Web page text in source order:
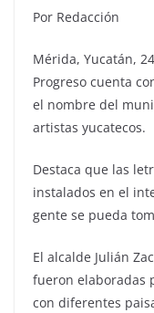
Por Redacción
Mérida, Yucatán,
Progreso cuenta
el nombre del
artistas yucatecos.
Destaca que las
instalados en el
gente se pueda
El alcalde Julián
fueron elaboradas
con diferentes